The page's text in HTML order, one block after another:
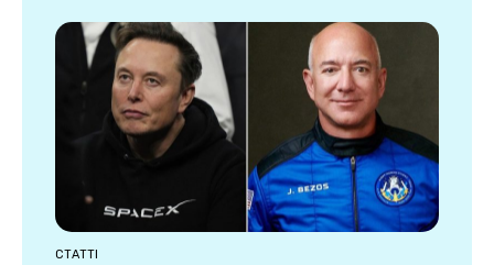
СТАТТІ